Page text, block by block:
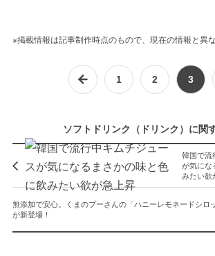
※掲載情報は記事制作時点のもので、現在の情報と異
1 2 3
ソフトドリンク（ドリンク）に関
韓国で流
が気にな
みたい欲
無添加で安心。くまのプーさんの「ハニーレモネードシロ
が新登場！